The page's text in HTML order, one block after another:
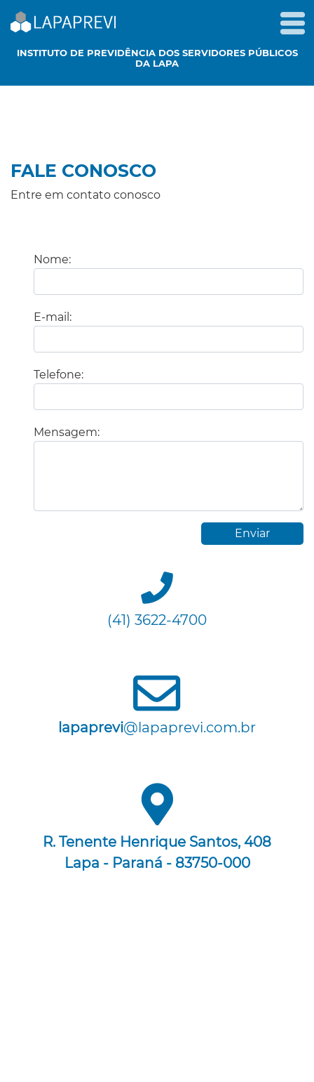
INSTITUTO DE PREVIDÊNCIA DOS SERVIDORES PÚBLICOS
DA LAPA
FALE CONOSCO
Entre em contato conosco
Nome:
E-mail:
Telefone:
Mensagem:
(41) 3622-4700
lapaprevi@lapaprevi.com.br
R. Tenente Henrique Santos, 408
Lapa - Paraná - 83750-000